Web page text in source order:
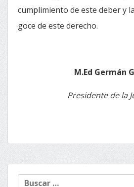
cumplimiento de este deber y
goce de este derecho.
M.Ed Germán
Presidente de la
Buscar: